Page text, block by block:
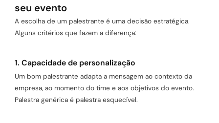
seu evento
A escolha de um palestrante é uma decisão estratégica.
Alguns critérios que fazem a diferença:
1. Capacidade de personalização
Um bom palestrante adapta a mensagem ao contexto da
empresa, ao momento do time e aos objetivos do evento.
Palestra genérica é palestra esquecível.